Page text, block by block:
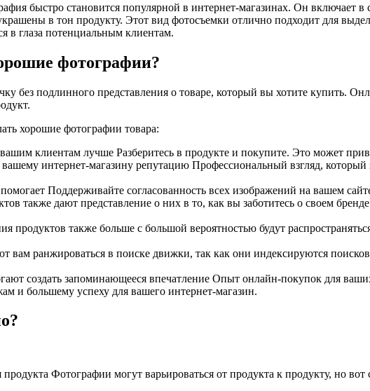
быстро становится популярной в интернет-магазинах. Он включает в
в тон продукту. Этот вид фотосъемки отлично подходит для
в глаза потенциальным клиентам.
фотографии?
без подлинного представления о товаре, который вы хотите купить.
хорошие фотографии товара:
клиентам лучше Разберитесь в продукте и покупите. Это может
интернет-магазину репутацию Профессиональный взгляд,
Поддерживайте согласованность всех изображений на вашем
также дают представление о них в то, как вы заботитесь о своем
продуктов также больше с большой вероятностью будут
вам ранжироваться в поиске движки, так как они индексируются
создать запоминающееся впечатление Опыт онлайн-покупок для
и большему успеху для вашего интернет-магазин.
Фотографии могут варьироваться от продукта к продукту, но